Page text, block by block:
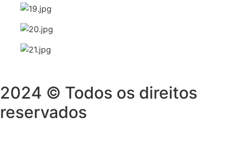
2024 © Todos os direitos
reservados